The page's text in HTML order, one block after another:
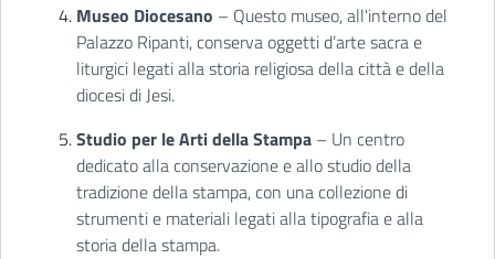
Museo Diocesano – Questo museo, all'interno del
Palazzo Ripanti, conserva oggetti d’arte sacra e
liturgici legati alla storia religiosa della città e della
diocesi di Jesi.
Studio per le Arti della Stampa – Un centro
dedicato alla conservazione e allo studio della
tradizione della stampa, con una collezione di
strumenti e materiali legati alla tipografia e alla
storia della stampa.